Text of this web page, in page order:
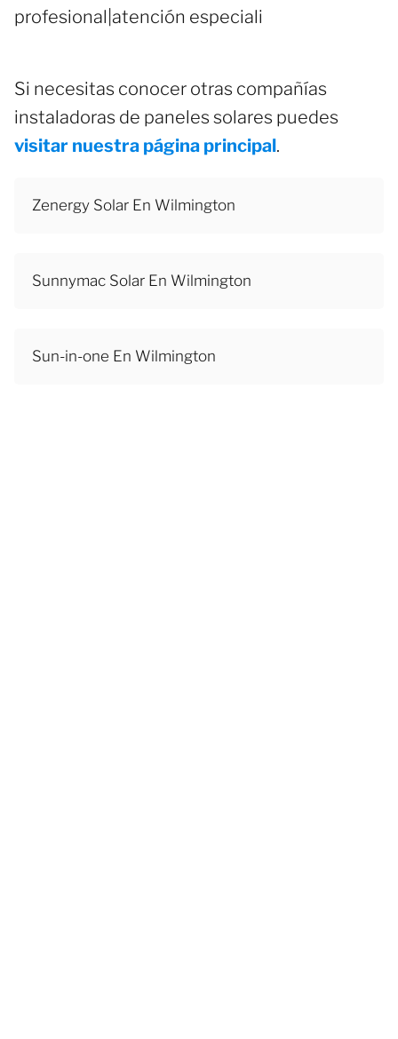
profesional|atención especiali
Si necesitas conocer otras compañías
instaladoras de paneles solares puedes
visitar nuestra página principal.
Zenergy Solar En Wilmington
Sunnymac Solar En Wilmington
Sun-in-one En Wilmington